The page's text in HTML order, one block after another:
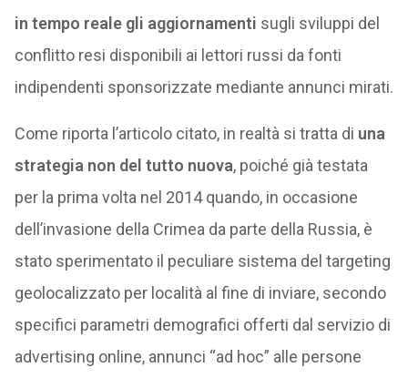
in tempo reale gli aggiornamenti sugli sviluppi del
conflitto resi disponibili ai lettori russi da fonti
indipendenti sponsorizzate mediante annunci mirati.
Come riporta l’articolo citato, in realtà si tratta di una
strategia non del tutto nuova, poiché già testata
per la prima volta nel 2014 quando, in occasione
dell’invasione della Crimea da parte della Russia, è
stato sperimentato il peculiare sistema del targeting
geolocalizzato per località al fine di inviare, secondo
specifici parametri demografici offerti dal servizio di
advertising online, annunci “ad hoc” alle persone